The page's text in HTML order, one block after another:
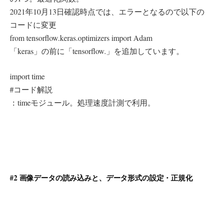
2021年10月13日確認時点では、エラーとなるので以下の
コードに変更
from tensorflow.keras.optimizers import Adam
「keras」の前に「tensorflow.」を追加しています。
import time
#コード解説
：timeモジュール。処理速度計測で利用。
#2 画像データの読み込みと、データ形式の設定・正規化